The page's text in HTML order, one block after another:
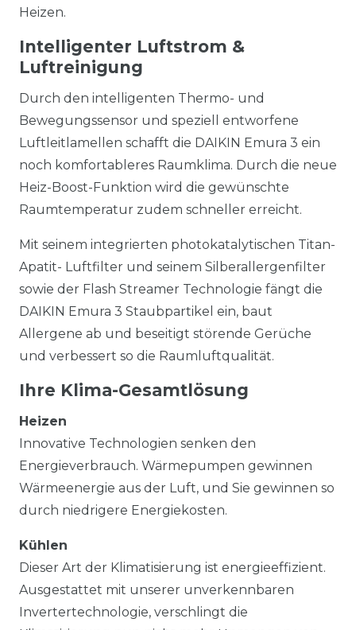
Heizen.
Intelligenter Luftstrom &
Luftreinigung
Durch den intelligenten Thermo- und
Bewegungssensor und speziell entworfene
Luftleitlamellen schafft die DAIKIN Emura 3 ein
noch komfortableres Raumklima. Durch die neue
Heiz-Boost-Funktion wird die gewünschte
Raumtemperatur zudem schneller erreicht.
Mit seinem integrierten photokatalytischen Titan-
Apatit- Luftfilter und seinem Silberallergenfilter
sowie der Flash Streamer Technologie fängt die
DAIKIN Emura 3 Staubpartikel ein, baut
Allergene ab und beseitigt störende Gerüche
und verbessert so die Raumluftqualität.
Ihre Klima-Gesamtlösung
Heizen
Innovative Technologien senken den
Energieverbrauch. Wärmepumpen gewinnen
Wärmeenergie aus der Luft, und Sie gewinnen so
durch niedrigere Energiekosten.
Kühlen
Dieser Art der Klimatisierung ist energieeffizient.
Ausgestattet mit unserer unverkennbaren
Invertertechnologie, verschlingt die